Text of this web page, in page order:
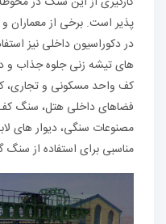
پذیر است. برخی از معماران
در دکوراسیون داخلی نیز
های تیشه زنی جلوه جذاب و
کف واحد مسکونی و تجاری،
فضاهای داخلی هتل، سنگ
مصنوعات سنگی، دیوار های
مناسبی برای استفاده از